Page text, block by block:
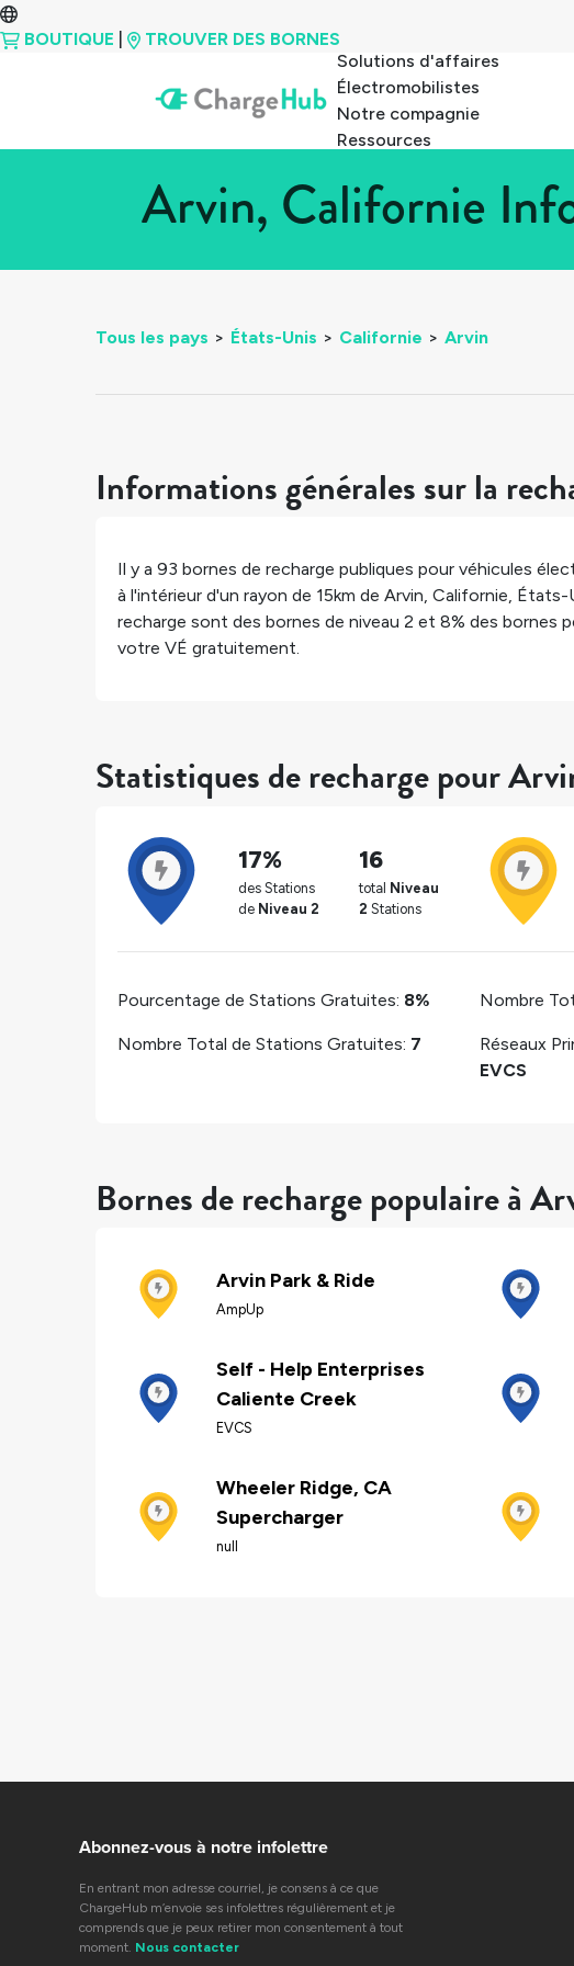
BOUTIQUE
TROUVER DES BORNES
Solutions d'affaires
Électromobilistes
Notre compagnie
Ressources
Arvin, Californie
Tous les pays > États-Unis > Californie > Arvin
Informations générales sur la
Il y a 93 bornes de recharge publiques pour véhicules
à l'intérieur d'un rayon de 15km de Arvin, Californie, États-
recharge sont des bornes de niveau 2 et 8% des bornes
votre VÉ gratuitement.
Statistiques de recharge pour
17%
des Stations
de Niveau 2
16
total Niveau
2 Stations
Pourcentage de Stations Gratuites: 8%
Nombre Total de Stations Gratuites: 7
Nombre
Réseaux
EVCS
Bornes de recharge populaire à
Arvin Park & Ride
AmpUp
Self - Help Enterprises
Caliente Creek
EVCS
Wheeler Ridge, CA
Supercharger
null
Abonnez-vous à notre infolettre
En entrant mon adresse courriel, je consens à ce que
ChargeHub m’envoie ses infolettres régulièrement et je
comprends que je peux retirer mon consentement à tout
moment. Nous contacter